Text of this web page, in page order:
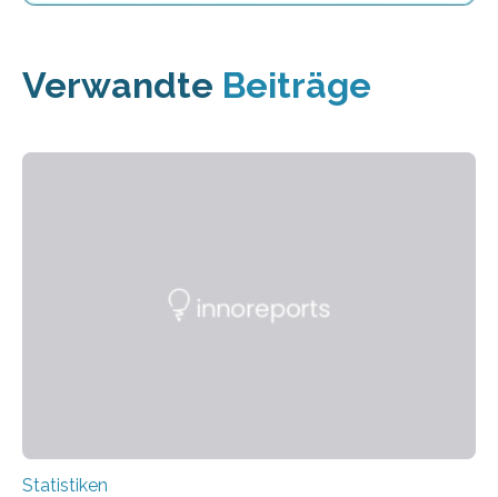
Verwandte Beiträge
Statistiken